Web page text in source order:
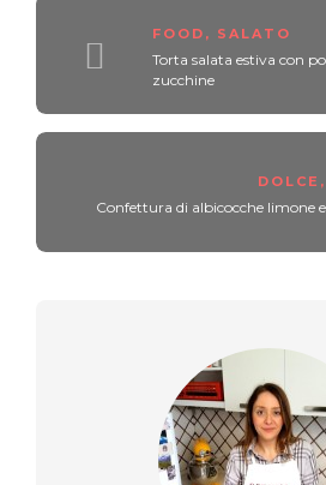
FOOD , SALATO
Torta salata estiva con
zucchine
DOLCE ,
Confettura di albicocche limone